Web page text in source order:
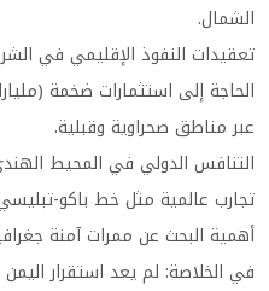
الشمال.
تعقيدات النفوذ الإقليمي في
الحاجة إلى استثمارات ضخمة
عبر مناطق صحراوية وقبلية.
التنافس الدولي في المحيط
تجارب عالمية مثل خط باكو-
أهمية البحث عن ممرات آمنة
في الخلاصة: لم يعد استقرار